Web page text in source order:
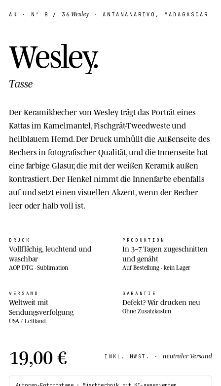
AK · Nº 8 / 36 Wesley · ANTANANARIVO, MADAGASCAR
Wesley.
Tasse
Der Keramikbecher von Wesley trägt das Porträt eines
Kattas im Kamelmantel, Fischgrät-Tweedweste und
hellblauem Hemd. Der Druck umhüllt die Außenseite des
Bechers in fotografischer Qualität, und die Innenseite hat
eine farbige Glasur, die mit der weißen Keramik außen
kontrastiert. Der Henkel nimmt die Innenfarbe ebenfalls
auf und setzt einen visuellen Akzent, wenn der Becher
leer oder halb voll ist.
DRUCK
Vollflächig, leuchtend und
waschbar
AOP DTG · Sublimation
PRODUKTION
In 3–7 Tagen zugeschnitten
und genäht
Auf Bestellung · kein Lager
VERSAND
Weltweit mit
Sendungsverfolgung
USA / Lettland
GARANTIE
Defekt? Wir drucken neu
Ohne Zusatzkosten
19,00 € INKL. MWST. · neutraler Versand